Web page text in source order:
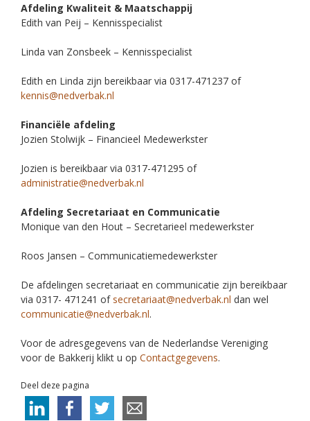
Afdeling Kwaliteit & Maatschappij
Edith van Peij – Kennisspecialist
Linda van Zonsbeek – Kennisspecialist
Edith en Linda zijn bereikbaar via 0317-471237 of
kennis@nedverbak.nl
Financiële afdeling
Jozien Stolwijk – Financieel Medewerkster
Jozien is bereikbaar via 0317-471295 of
administratie@nedverbak.nl
Afdeling Secretariaat en Communicatie
Monique van den Hout – Secretarieel medewerkster
Roos Jansen – Communicatiemedewerkster
De afdelingen secretariaat en communicatie zijn bereikbaar
via 0317- 471241 of secretariaat@nedverbak.nl dan wel
communicatie@nedverbak.nl.
Voor de adresgegevens van de Nederlandse Vereniging
voor de Bakkerij klikt u op Contactgegevens.
Deel deze pagina